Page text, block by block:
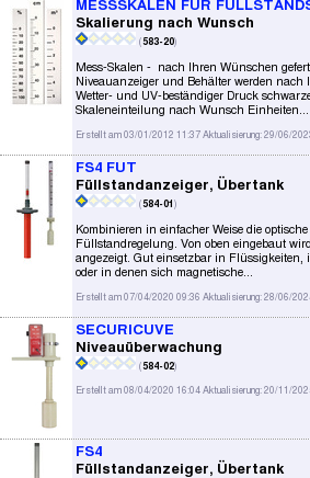
MESSSKALEN FÜR
Skalierung nach Wunsch
(583-20)
Mess-Skalen - nach Ihren Wünschen
Niveauanzeiger und Behälter werden nach
Wetter- und UV-beständiger Druck
Skaleneinteilung nach Wunsch Einheiten...
Erstellt am 03/01/2012 11:37 Aktualisierung: 29/06/
FS4 FUT
Füllstandanzeiger, Übertank
(584-01 )
Kombinieren in einfacher Weise die
Füllstandregelung. Von oben eingebaut
angezeigt. Gut einsetzbar in Flüssigkeiten,
oder in denen sich magnetische...
Erstellt am 07/04/2020 09:36 Aktualisierung: 28/06/
SECURICUVE
Niveauüberwachung
(584-02)
Erstellt am 08/04/2020 16:04 Aktualisierung: 20/11/
FS4
Füllstandanzeiger, Übertank